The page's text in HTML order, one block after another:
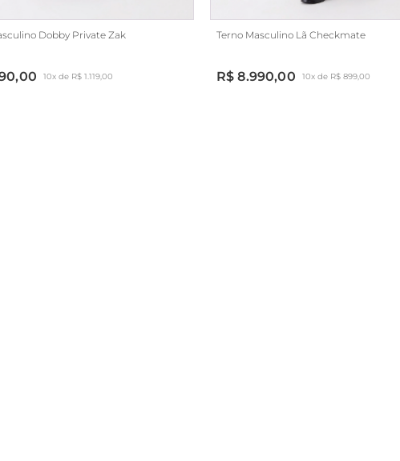
Dobby Private Zak
10x de R$ 1.119,00
Terno Masculino Lã Checkmate
R$ 8.990,00 10x de R$ 899,00